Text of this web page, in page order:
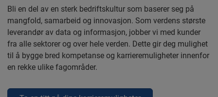
Bli en del av en sterk bedriftskultur som baserer seg på
mangfold, samarbeid og innovasjon. Som verdens største
leverandør av data og informasjon, jobber vi med kunder
fra alle sektorer og over hele verden. Dette gir deg mulighet
til å bygge bred kompetanse og karrieremuligheter innenfor
en rekke ulike fagområder.